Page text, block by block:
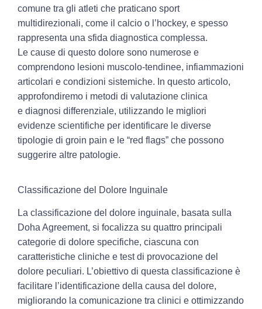
comune tra gli atleti che praticano sport
multidirezionali, come il calcio o l’hockey, e spesso
rappresenta una sfida diagnostica complessa.
Le cause di questo dolore sono numerose e
comprendono lesioni muscolo-tendinee, infiammazioni
articolari e condizioni sistemiche. In questo articolo,
approfondiremo i metodi di valutazione clinica
e diagnosi differenziale, utilizzando le migliori
evidenze scientifiche per identificare le diverse
tipologie di groin pain e le “red flags” che possono
suggerire altre patologie.
Classificazione del Dolore Inguinale
La classificazione del dolore inguinale, basata sulla
Doha Agreement, si focalizza su quattro principali
categorie di dolore specifiche, ciascuna con
caratteristiche cliniche e test di provocazione del
dolore peculiari. L’obiettivo di questa classificazione è
facilitare l’identificazione della causa del dolore,
migliorando la comunicazione tra clinici e ottimizzando